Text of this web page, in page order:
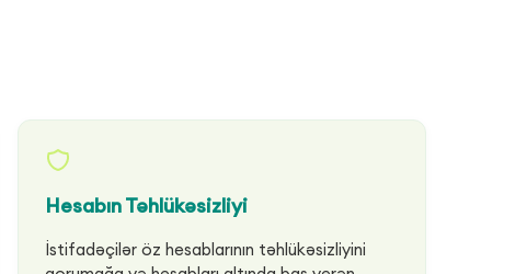
Hesabın Təhlükəsizliyi
İstifadəçilər öz hesablarının təhlükəsizliyini